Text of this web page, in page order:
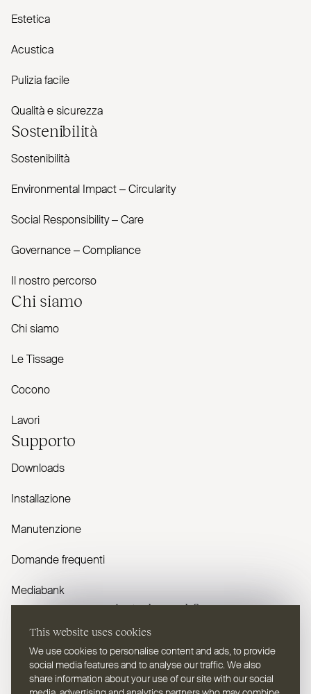
This website uses cookies
We use cookies to personalise content and ads, to provide
social media features and to analyse our traffic. We also
share information about your use of our site with our social
Estetica
Acustica
Pulizia facile
Qualità e sicurezza
Sostenibilità
Sostenibilità
Envi­ronmental Impact – Cir­cularity
Social Responsibility – Care
Governance – Com­pliance
Il nostro percorso
Chi siamo
Chi siamo
Le Tissage
Cocono
Lavori
Supporto
Downloads
Installazione
Manutenzione
Domande frequenti
Mediabank
Avete domande?